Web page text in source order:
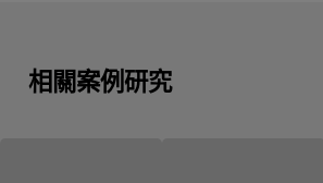
相關案例研究